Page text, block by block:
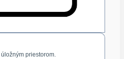
priestorom.